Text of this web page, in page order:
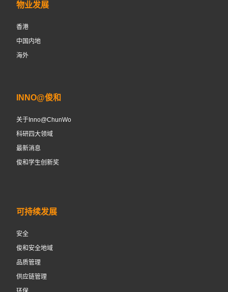
物业发展
香港
中国内地
海外
INNO@俊和
关于Inno@ChunWo
科研四大领域
最新消息
俊和学生创新奖
可持续发展
安全
俊和安全地域
品质管理
供应链管理